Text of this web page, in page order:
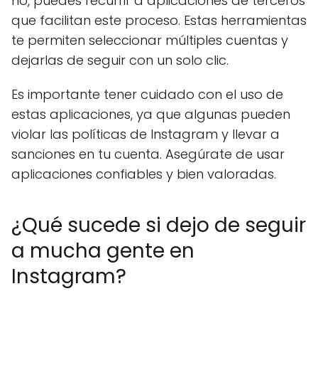
que facilitan este proceso. Estas herramientas
te permiten seleccionar múltiples cuentas y
dejarlas de seguir con un solo clic.
Es importante tener cuidado con el uso de
estas aplicaciones, ya que algunas pueden
violar las políticas de Instagram y llevar a
sanciones en tu cuenta. Asegúrate de usar
aplicaciones confiables y bien valoradas.
¿Qué sucede si dejo de seguir
a mucha gente en
Instagram?